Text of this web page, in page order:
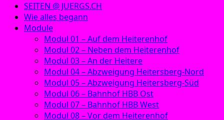
SEITEN @ JUERGS.CH
Wie alles begann
Module
Modul 01 – Auf dem Heiterenhof
Modul 02 – Neben dem Heiterenhof
Modul 03 – An der Heitere
Modul 04 – Abzweigung Heitersberg-Nord
Modul 05 – Abzweigung Heitersberg-Süd
Modul 06 – Bahnhof HBB Ost
Modul 07 – Bahnhof HBB West
Modul 08 – Vor dem Heiterenhof